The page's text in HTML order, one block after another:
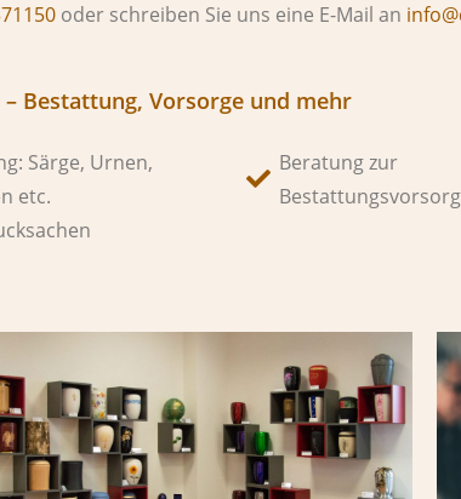
oder schreiben Sie uns eine E-Mail an
Bestattung, Vorsorge und mehr
Särge, Urnen,
etc.
Beratung zur